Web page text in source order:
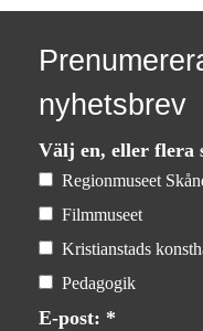
nyhetsbrev
Välj en, eller flera
Regionmuseet
Filmmuseet
Kristianstads
Pedagogik
E-post: *